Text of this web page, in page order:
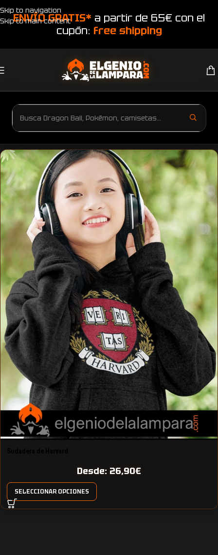
Skip to navigation
Skip to main content
ENVÍO GRATIS* a partir de 65€ con el
cupón: free shipping
Inicio Productos etiquetados “Sudadera de Harvard”
Desde: 26,90€
SELECCIONAR OPCIONES